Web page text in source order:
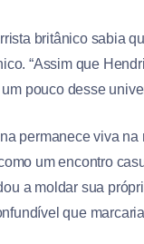
britânico sabia
“Assim que
pouco desse
permanece viva na
um encontro
a moldar sua
que